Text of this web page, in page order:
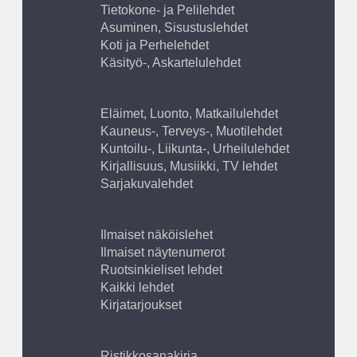
Tietokone- ja Pelilehdet
Asuminen, Sisustuslehdet
Koti ja Perhelehdet
Käsityö-, Askartelulehdet
Eläimet, Luonto, Matkailulehdet
Kauneus-, Terveys-, Muotilehdet
Kuntoilu-, Liikunta-, Urheilulehdet
Kirjallisuus, Musiikki, TV lehdet
Sarjakuvalehdet
Ilmaiset näköislehet
Ilmaiset näytenumerot
Ruotsinkieliset lehdet
Kaikki lehdet
Kirjatarjoukset